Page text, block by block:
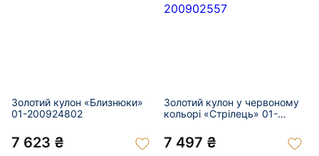
Золотий кулон «Близнюки»
01-200924802
7 623 ₴
Золотий кулон у червоному
кольорі «Стрілець» 01-
7 497 ₴